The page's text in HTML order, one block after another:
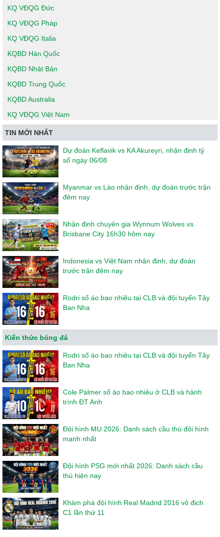
KQ VĐQG Đức
KQ VĐQG Pháp
KQ VĐQG Italia
KQBD Hàn Quốc
KQBD Nhật Bản
KQBD Trung Quốc
KQBD Australia
KQ VĐQG Việt Nam
TIN MỚI NHẤT
Dự đoán Keflavik vs KA Akureyri, nhận định tỷ
số ngày 06/08
Myanmar vs Lào nhận định, dự đoán trước trận
đêm nay
Nhận định chuyên gia Wynnum Wolves vs
Brisbane City 16h30 hôm nay
Indonesia vs Việt Nam nhận định, dự đoán
trước trận đêm nay
Rodri số áo bao nhiêu tại CLB và đội tuyển Tây
Ban Nha
Kiến thức bóng đá
Rodri số áo bao nhiêu tại CLB và đội tuyển Tây
Ban Nha
Cole Palmer số áo bao nhiêu ở CLB và hành
trình ĐT Anh
Đội hình MU 2026: Danh sách cầu thủ đội hình
mạnh nhất
Đội hình PSG mới nhất 2026: Danh sách cầu
thủ hiện nay
Khám phá đội hình Real Madrid 2016 vô địch
C1 lần thứ 11